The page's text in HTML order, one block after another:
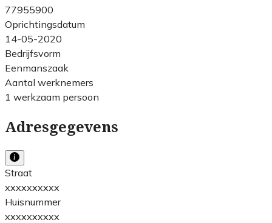
77955900
Oprichtingsdatum
14-05-2020
Bedrijfsvorm
Eenmanszaak
Aantal werknemers
1 werkzaam persoon
Adresgegevens
Straat
xxxxxxxxxx
Huisnummer
xxxxxxxxxx